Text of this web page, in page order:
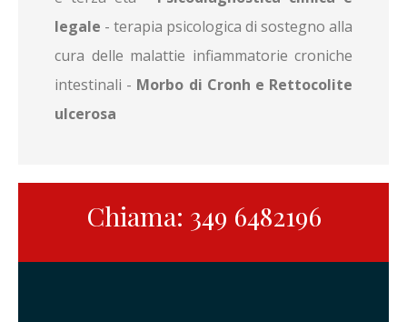
legale - terapia psicologica di sostegno alla
cura delle malattie infiammatorie croniche
intestinali - Morbo di Cronh e Rettocolite
ulcerosa
Chiama: 349 6482196